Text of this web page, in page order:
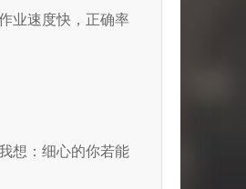
业速度快，正确率
想：细心的你若能